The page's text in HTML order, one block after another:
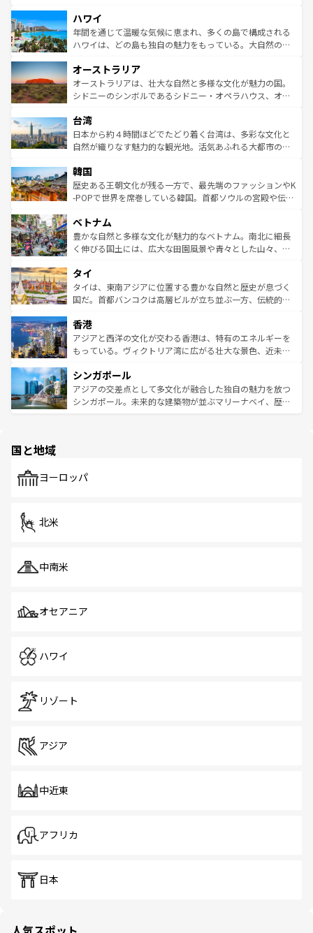
ば市内交通費無料で観光を楽しむこともできる。 なお、新
着のスイス情報はコンテンツ一覧 を参照してほしい。
のような巨大都市は、観光、ショッピング、エンターテイ
ンメントが詰まった刺激的なスポットだ。一方、アメリカ
西部には大自然が広がり、グランドキャニオンやイエロー
部のニューオーリンズでは、音楽と美食が融合した独特の
文化が魅力。旅行者はアメリカの各地域で異なる魅力を楽
しみながら、その多様性と豊かな歴史を感じることができ
ならではの贅沢な旅のスタイルだ。 なお、新着のアメリカ
情報はコンテンツ一覧を参照してほしい。
ハワイ
年間を通じて温暖な気候に恵まれ、多くの島で構成される
ハワイは、どの島も独自の魅力をもっている。大自然の神
ワイ島は見逃せない。また、定番の観光地といえばオアフ
島だが、静かな自然を求めるならマウイ島やカウアイ島が
おすすめ。エメラルドグリーンに輝く海をはじめ、豊かな
れるおもてなしの心で訪れる人々を迎えてくれるハワイの
人々、おいしいローカルフードやハワイアンミュージッ
ク、伝統的なフラダンスなど、すべてがハワイの魅力を彩
ワイを、存分に味わってほしい。 なお、新着のハワイ情報
はコンテンツ一覧を参照してほしい。
オーストラリア
オーストラリアは、壮大な自然と多様な文化が魅力の国。
シドニーのシンボルであるシドニー・オペラハウス、オー
リアリーフや大陸中央部にそびえるウルル（エアーズロッ
ク）、タスマニアの美しい原生林やケアンズの熱帯雨林な
ど、見どころがたくさん。また、カフェやワイン、オージ
いる。アクティビティも充実しており、サーフィンやダイ
ビング、ハイキングなど、アウトドア好きにはたまらな
い。オーストラリアの多彩な魅力を存分に味わいつくそ
参照してほしい。
台湾
日本から約４時間ほどでたどり着く台湾は、多彩な文化と
自然が織りなす魅力的な観光地。活気あふれる大都市の台
ン）、静ひつな山岳地帯である台湾東部など、都市の喧騒
と山間の静けさが共存しており、訪れる人に新しい発見と
驚きをもたらしてくれる。また、奥深い台湾の食文化も魅
容にもいいと評判のスイーツなど、バラエティ豊かな料理
が味わえる。 なお、新着の台湾情報は コンテンツ一覧を参
照してほしい。
韓国
歴史ある王朝文化が残る一方で、最先端のファッションやK
-POPで世界を席巻している韓国。首都ソウルの宮殿や伝統
き、地方に足を延ばせば四季折々の自然美を楽しむことが
できる。そして、キムチや焼肉、絶品のストリートフード
まで、さまざまな韓国料理が待っている。夜には、韓国な
リティに包まれながら、韓国の多彩な魅力を心ゆくまで味
わってみてほしい。 なお、新着の韓国情報はコンテンツ一
覧を参照してほしい。
ベトナム
豊かな自然と多様な文化が魅力的なベトナム。南北に細長
く伸びる国土には、広大な田園風景や青々とした山々、世
急速な発展と共に伝統が息づく。ハノイの古い町並みやホ
ーチミン市のフランス統治時代の建物も、独特の雰囲気を
醸し出している。また、バラエティの豊かさとおいしさで
とつ。フォーやバインミー、ベトナムコーヒーなどは、ぜ
ひ現地で味わいたい。どの地域を訪れてもあたたかい人々
が旅行者を迎えてくれるので、きっと忘れられない旅にな
参照してほしい。
タイ
タイは、東南アジアに位置する豊かな自然と歴史が息づく
国だ。首都バンコクは高層ビルが立ち並ぶ一方、伝統的な
の活気が交差している。北部ではチェンマイなどの山岳地
帯で自然と触れ合い、南部ではプーケットやクラビの美し
いビーチでリゾート気分を楽しむことができる。タイ料理
激する。気候は一年中温暖で、どの季節にも異なる楽しみ
が待っている。親しみやすいタイの人々、仏教を中心とし
た文化、そして多様な観光資源が、訪れる旅人を魅了し続
香港
アジアと西洋の文化が交わる香港は、特有のエネルギーを
もっている。ヴィクトリア湾に広がる壮大な景色、近未来
み、どこを訪れても感動するはず。観光スポットが密集し
ており、効率よく見どころを回れるのも魅力。息をのむよ
うな絶景から文化的な体験まで、香港を存分に楽しみ尽く
シンガポール
アジアの交差点として多文化が融合した独自の魅力を放つ
シンガポール。未来的な建築物が並ぶマリーナベイ、歴史
で、ホーカーズは地元の風情を楽しめる外せないスポット
国と地域
ヨーロッパ
北米
中南米
オセアニア
ハワイ
リゾート
アジア
中近東
アフリカ
日本